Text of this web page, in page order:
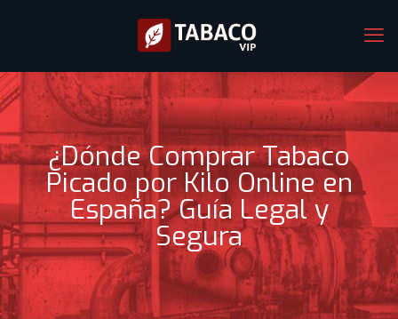
¿Dónde Comprar Tabaco
Picado por Kilo Online en
España? Guía Legal y
Segura